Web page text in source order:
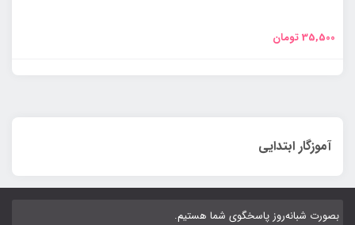
35,500تومان
آموزگار ابتدایی
بصورت شبانه‌روز پاسخگوی شما هستیم.